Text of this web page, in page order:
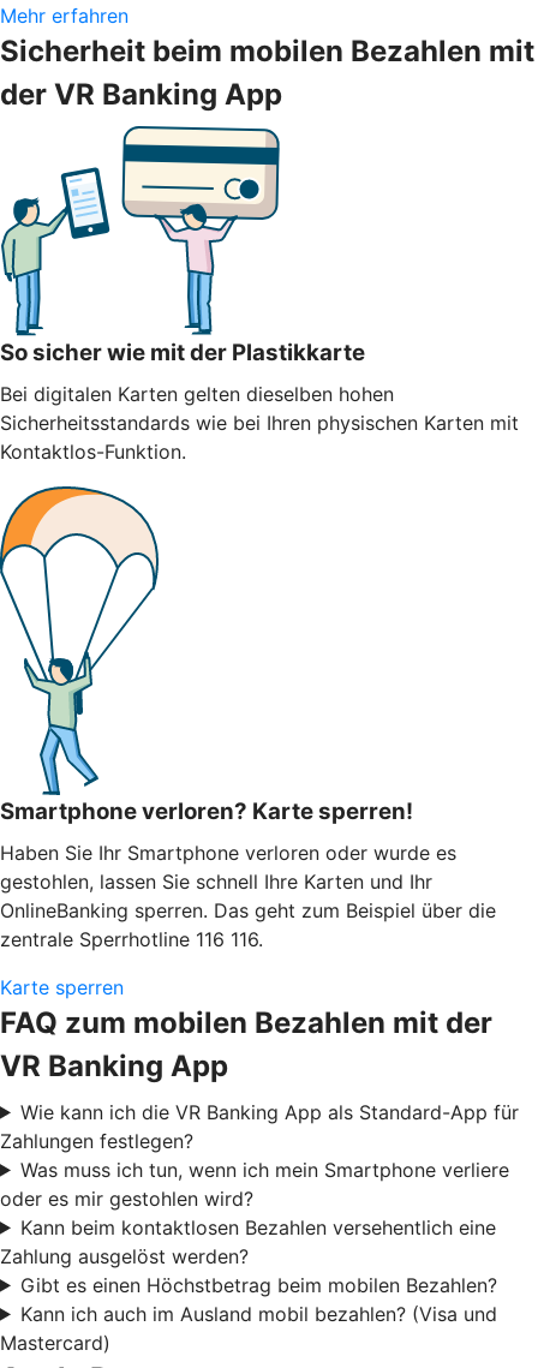
Mehr erfahren
Sicherheit beim mobilen Bezahlen mit
der VR Banking App
So sicher wie mit der Plastikkarte
Bei digitalen Karten gelten dieselben hohen
Sicherheitsstandards wie bei Ihren physischen Karten mit
Kontaktlos-Funktion.
Smartphone verloren? Karte sperren!
Haben Sie Ihr Smartphone verloren oder wurde es
gestohlen, lassen Sie schnell Ihre Karten und Ihr
OnlineBanking sperren. Das geht zum Beispiel über die
zentrale Sperrhotline 116 116.
Karte sperren
FAQ zum mobilen Bezahlen mit der
VR Banking App
Wie kann ich die VR Banking App als Standard-App für
Zahlungen festlegen?
Was muss ich tun, wenn ich mein Smartphone verliere
oder es mir gestohlen wird?
Kann beim kontaktlosen Bezahlen versehentlich eine
Zahlung ausgelöst werden?
Gibt es einen Höchstbetrag beim mobilen Bezahlen?
Kann ich auch im Ausland mobil bezahlen? (Visa und
Mastercard)